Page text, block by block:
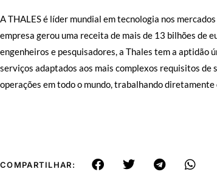
A THALES é líder mundial em tecnologia nos
empresa gerou uma receita de mais de 13 bilhões de
engenheiros e pesquisadores, a Thales tem a
serviços adaptados aos mais complexos requisitos de
operações em todo o mundo, trabalhando
COMPARTILHAR: